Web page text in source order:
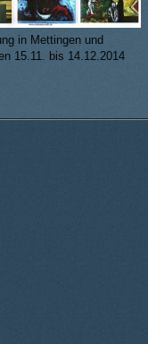
in Mettingen und
15.11. bis 14.12.2014